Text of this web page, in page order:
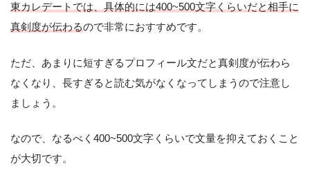
東カレデートでは、具体的には400~500文字くらいだと相手に
真剣度が伝わるので非常におすすめです。
ただ、あまりに短すぎるプロフィール文だと真剣度が伝わら
なくなり、長すぎると読む気がなくなってしまうので注意し
ましょう。
なので、なるべく400~500文字くらいで文量を抑えておくこと
が大切です。